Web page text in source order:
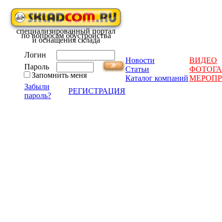
специализированный портал
по вопросам обустройства
и оснащения склада
Логин
Пароль
Запомнить меня
Забыли
пароль?
РЕГИСТРАЦИЯ
Новости
ВИДЕО
Статьи
Каталог компаний